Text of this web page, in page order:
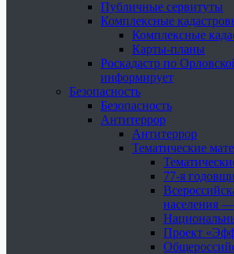
Публичные сервитуты
Комплексные
Комплексные
Карты-планы
Роскадастр по
информирует
Безопасность
Безопасность
Антитеррор
Антитеррор
Тематические
77-я
населения —
Проект